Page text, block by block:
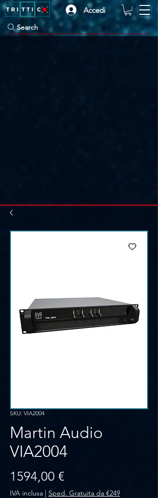
Accedi
Search
SKU: VIA2004
Martin Audio
VIA2004
1594,00 €Prezzo
IVA inclusa | Sped. Gratuita da €249